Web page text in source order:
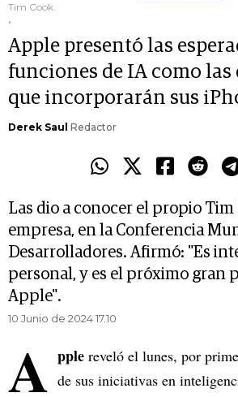
Tim Cook.
.
Apple presentó las
funciones de IA como las
que incorporarán sus
Derek Saul Redactor
Las dio a conocer el propio Tim
empresa, en la Conferencia
Desarrolladores. Afirmó: "Es
personal, y es el próximo gran
Apple".
10 Junio de 2024 17.10
A pple reveló el lunes, por
de sus iniciativas en